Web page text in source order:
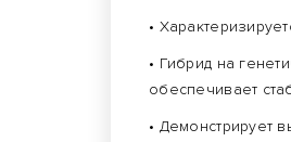
•
• Гибрид на
обеспечивает
• Демонстрирует